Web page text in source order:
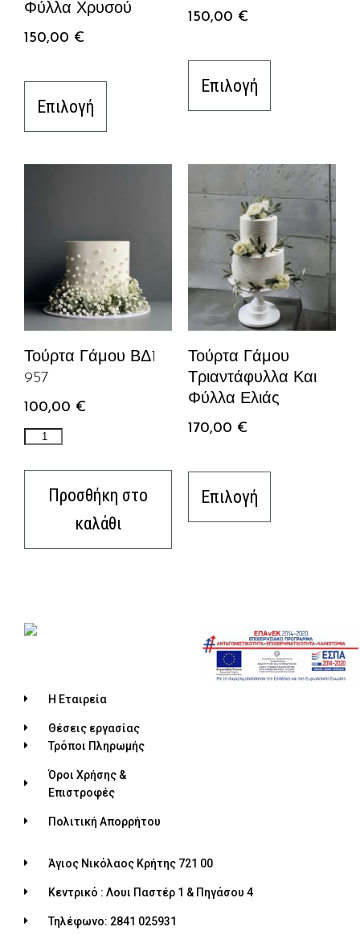
Φύλλα Χρυσού
150,00 €
Επιλογή
150,00 €
Επιλογή
Τούρτα Γάμου ΒΔ1
957
100,00 €
Προσθήκη στο
καλάθι
Τούρτα Γάμου
Τριαντάφυλλα Και
Φύλλα Ελιάς
170,00 €
Επιλογή
Η Εταιρεία
Θέσεις εργασίας
Τρόποι Πληρωμής
Όροι Χρήσης &
Επιστροφές
Πολιτική Απορρήτου
Άγιος Νικόλαος Κρήτης 721 00
Κεντρικό : Λουι Παστέρ 1 & Πηγάσου 4
Τηλέφωνο: 2841 025931